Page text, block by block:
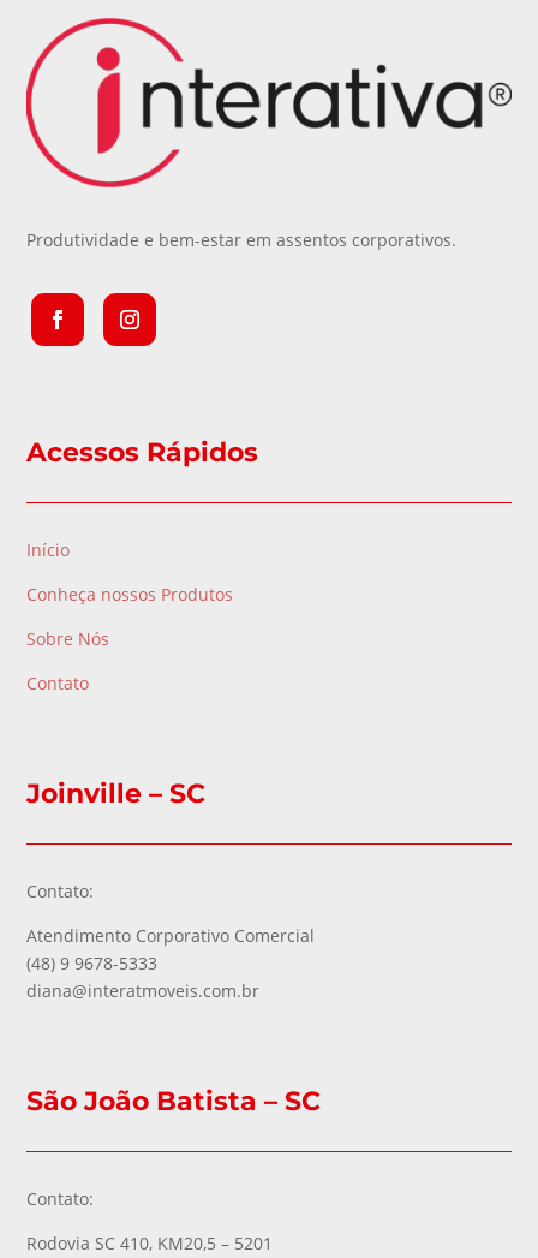
Produtividade e bem-estar em assentos corporativos.
Acessos Rápidos
Início
Conheça nossos Produtos
Sobre Nós
Contato
Joinville – SC
Contato:
Atendimento Corporativo Comercial
(48) 9 9678-5333
diana@interatmoveis.com.br
São João Batista – SC
Contato:
Rodovia SC 410, KM20,5 – 5201